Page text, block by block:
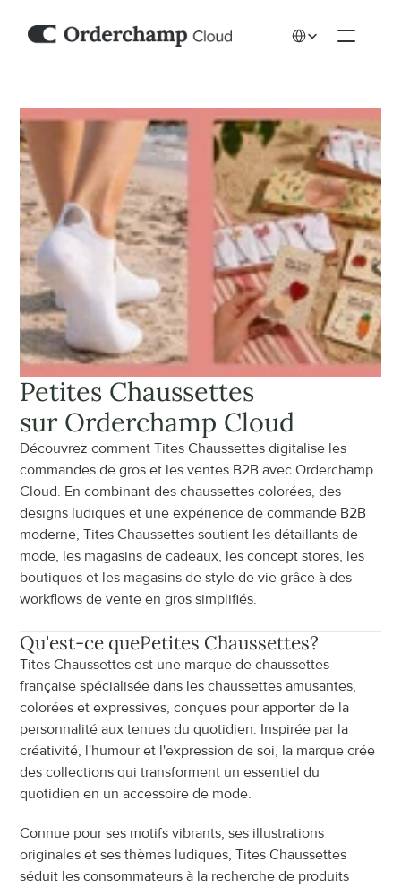
Petites Chaussettes
sur Orderchamp Cloud
Découvrez comment Tites Chaussettes digitalise les
commandes de gros et les ventes B2B avec Orderchamp
Cloud. En combinant des chaussettes colorées, des
designs ludiques et une expérience de commande B2B
moderne, Tites Chaussettes soutient les détaillants de
mode, les magasins de cadeaux, les concept stores, les
boutiques et les magasins de style de vie grâce à des
workflows de vente en gros simplifiés.
Qu'est-ce quePetites Chaussettes?
Tites Chaussettes est une marque de chaussettes
française spécialisée dans les chaussettes amusantes,
colorées et expressives, conçues pour apporter de la
personnalité aux tenues du quotidien. Inspirée par la
créativité, l'humour et l'expression de soi, la marque crée
des collections qui transforment un essentiel du
quotidien en un accessoire de mode.
Connue pour ses motifs vibrants, ses illustrations
originales et ses thèmes ludiques, Tites Chaussettes
séduit les consommateurs à la recherche de produits